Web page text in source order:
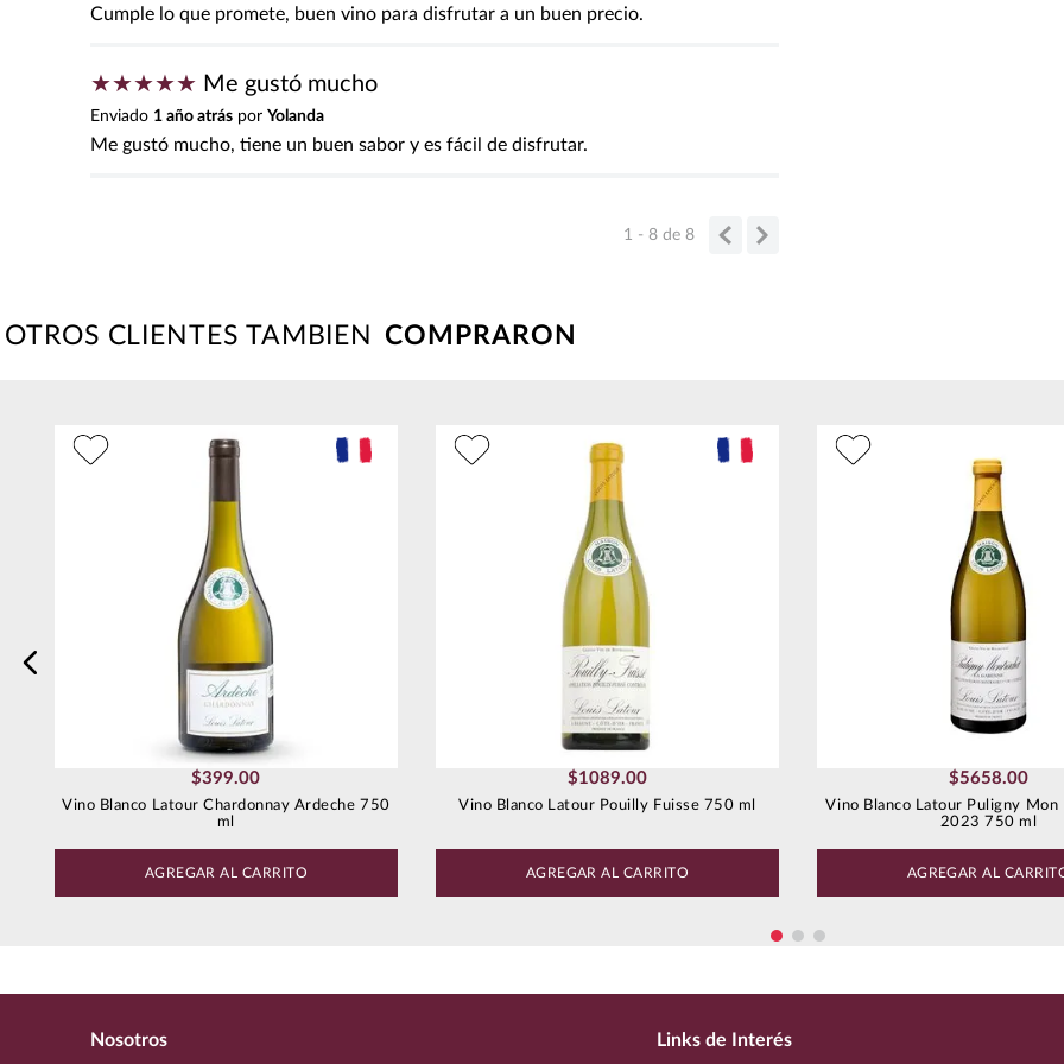
Cumple lo que promete, buen vino para disfrutar a un buen precio.
★★★★★ Me gustó mucho
Enviado 1 año atrás por Yolanda
Me gustó mucho, tiene un buen sabor y es fácil de disfrutar.
1 - 8de 8
OTROS CLIENTES TAMBIEN
$399.00
Vino Blanco Latour Chardonnay Ardeche 750
ml
AGREGAR AL CARRITO
$1089.00
Vino Blanco Latour Pouilly Fuisse 750 ml
AGREGAR AL CARRITO
$5658.00
Vino Blanco Latour Puligny Mon
2023 750 ml
AGREGAR AL
Nosotros Links de Interés